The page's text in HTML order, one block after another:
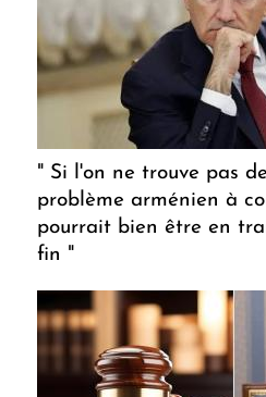
" Si l'on ne trouve pas
problème arménien à
pourrait bien être en
fin "